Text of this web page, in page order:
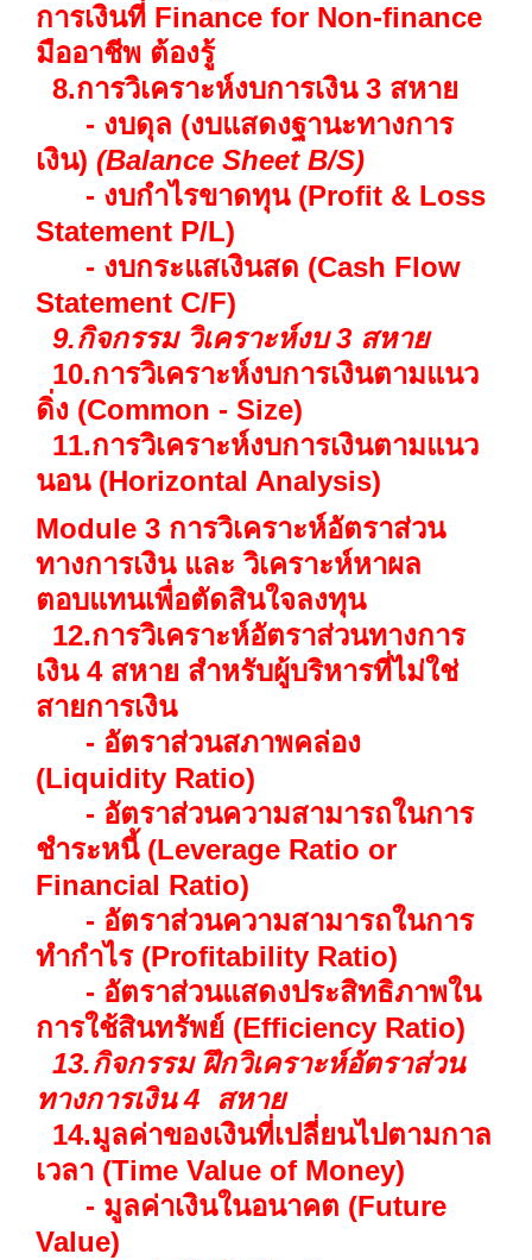
การเงินที่ Finance for Non-finance
มืออาชีพ ต้องรู้
8.การวิเคราะห์งบการเงิน 3 สหาย
- งบดุล (งบแสดงฐานะทางการ
เงิน) (Balance Sheet B/S)
- งบกำไรขาดทุน (Profit & Loss
Statement P/L)
- งบกระแสเงินสด (Cash Flow
Statement C/F)
9.กิจกรรม วิเคราะห์งบ 3 สหาย
10.การวิเคราะห์งบการเงินตามแนว
ดิ่ง (Common - Size)
11.การวิเคราะห์งบการเงินตามแนว
นอน (Horizontal Analysis)
Module 3 การวิเคราะห์อัตราส่วน
ทางการเงิน และ วิเคราะห์หาผล
ตอบแทนเพื่อตัดสินใจลงทุน
12.การวิเคราะห์อัตราส่วนทางการ
เงิน 4 สหาย สำหรับผู้บริหารที่ไม่ใช่
สายการเงิน
- อัตราส่วนสภาพคล่อง
(Liquidity Ratio)
- อัตราส่วนความสามารถในการ
ชำระหนี้ (Leverage Ratio or
Financial Ratio)
- อัตราส่วนความสามารถในการ
ทำกำไร (Profitability Ratio)
- อัตราส่วนแสดงประสิทธิภาพใน
การใช้สินทรัพย์ (Efficiency Ratio)
13.กิจกรรม ฝึกวิเคราะห์อัตราส่วน
ทางการเงิน 4 สหาย
14.มูลค่าของเงินที่เปลี่ยนไปตามกาล
เวลา (Time Value of Money)
- มูลค่าเงินในอนาคต (Future
Value)